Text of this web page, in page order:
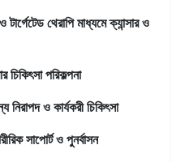
থেরাপি মাধ্যমে ক্যান্সার ও
পরিকল্পনা
নিরাপদ ও কার্যকরী চিকিৎসা
সাপোর্ট ও পুনর্বাসন